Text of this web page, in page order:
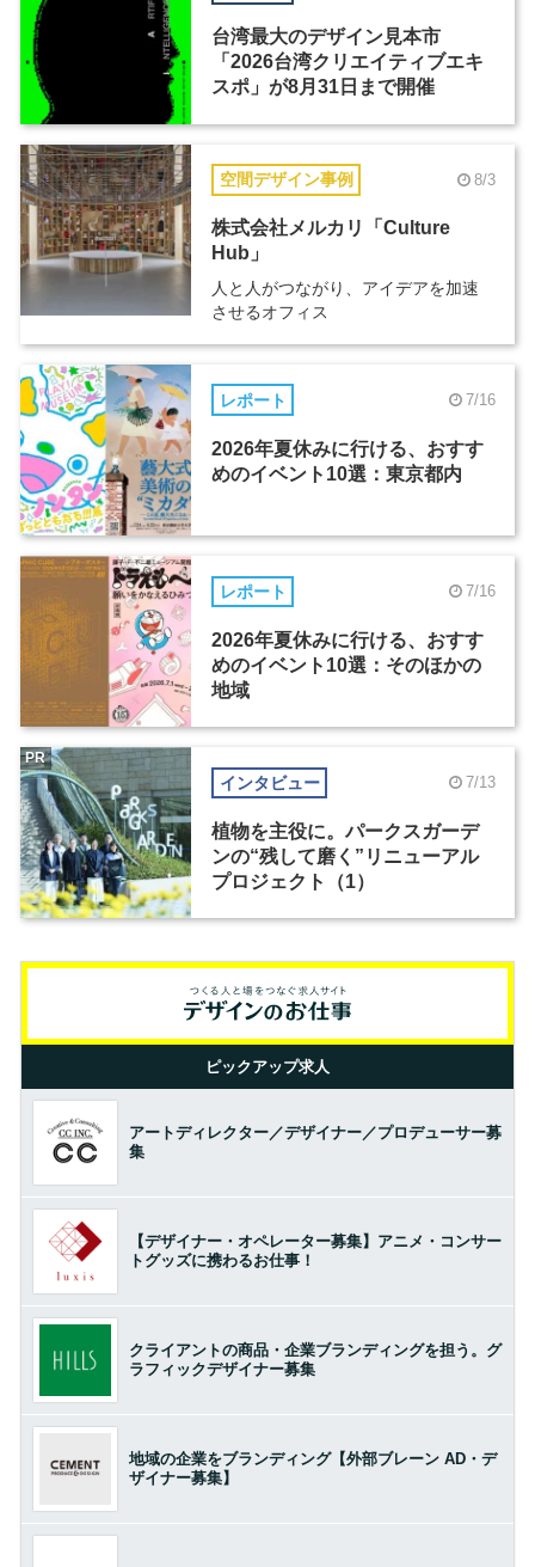
台湾最大のデザイン見本市
「2026台湾クリエイティブエキ
スポ」が8月31日まで開催
空間デザイン事例 8/3
株式会社メルカリ「Culture
Hub」
人と人がつながり、アイデアを加速
させるオフィス
レポート 7/16
2026年夏休みに行ける、おすす
めのイベント10選：東京都内
レポート 7/16
2026年夏休みに行ける、おすす
めのイベント10選：そのほかの
地域
インタビュー 7/13
植物を主役に。パークスガーデ
ンの“残して磨く”リニューアル
プロジェクト（1）
PR
ピックアップ求人
アートディレクター／デザイナー／プロデューサー募
集
【デザイナー・オペレーター募集】アニメ・コンサー
トグッズに携わるお仕事！
クライアントの商品・企業ブランディングを担う。グ
ラフィックデザイナー募集
地域の企業をブランディング【外部ブレーン AD・デ
ザイナー募集】